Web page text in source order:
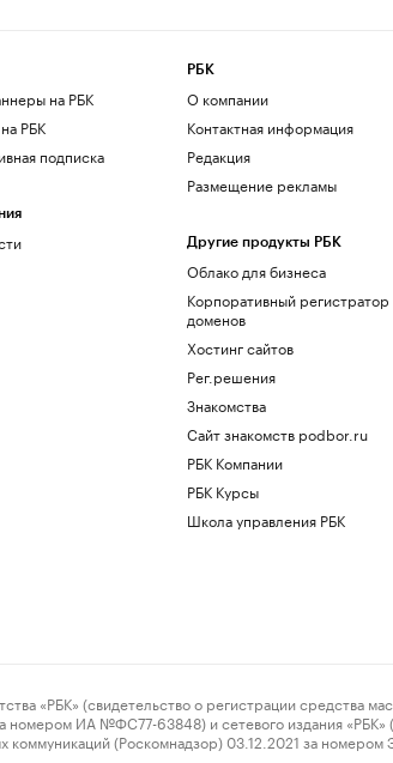
на РБК
РБК
подписка
РБК
О компании
Контактная информация
Редакция
Размещение рекламы
Другие продукты РБК
Облако для бизнеса
Корпоративный регистратор
доменов
Хостинг сайтов
Рег.решения
Знакомства
Сайт знакомств podbor.ru
РБК Компании
РБК Курсы
Школа управления РБК
(свидетельство о регистрации средства
ИА №ФС77-63848) и сетевого издания «РБК»
коммуникаций (Роскомнадзор) 03.12.2021 за